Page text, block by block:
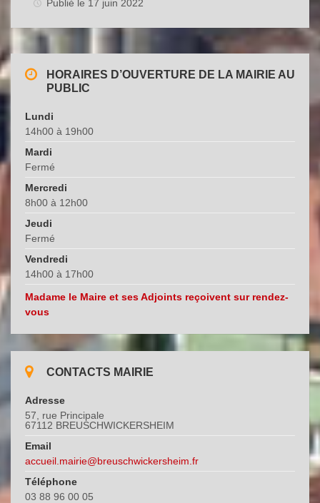
Publié le 17 juin 2022
HORAIRES D’OUVERTURE DE LA MAIRIE AU
PUBLIC
Lundi
14h00 à 19h00
Mardi
Fermé
Mercredi
8h00 à 12h00
Jeudi
Fermé
Vendredi
14h00 à 17h00
Madame le Maire et ses Adjoints reçoivent sur rendez-
vous
CONTACTS MAIRIE
Adresse
57, rue Principale
67112 BREUSCHWICKERSHEIM
Email
accueil.mairie@breuschwickersheim.fr
Téléphone
03 88 96 00 05